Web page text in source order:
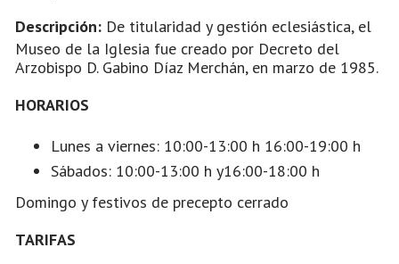
Descripción: De titularidad y gestión eclesiástica, el
Museo de la Iglesia fue creado por Decreto del
Arzobispo D. Gabino Díaz Merchán, en marzo de 1985.
HORARIOS
Lunes a viernes: 10:00-13:00 h 16:00-19:00 h
Sábados: 10:00-13:00 h y16:00-18:00 h
Domingo y festivos de precepto cerrado
TARIFAS